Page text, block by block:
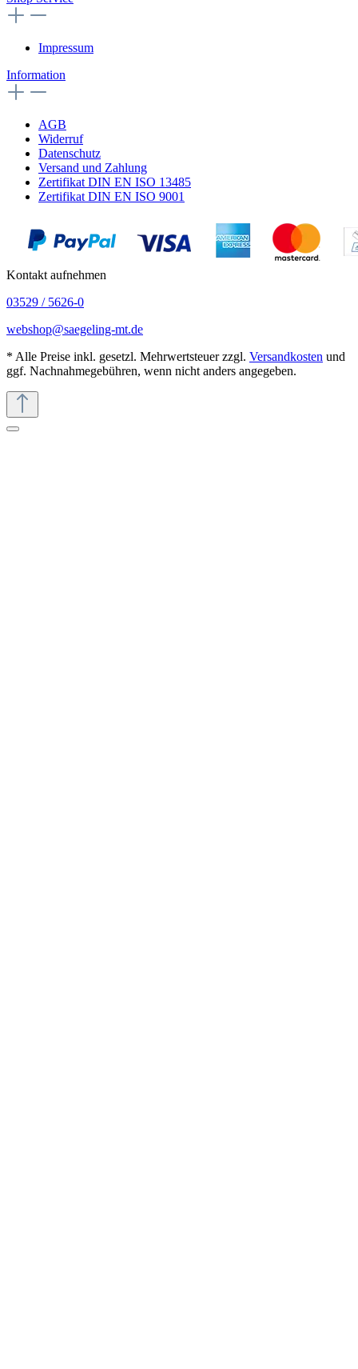
Impressum
Information
AGB
Widerruf
Datenschutz
Versand und Zahlung
Zertifikat DIN EN ISO 13485
Zertifikat DIN EN ISO 9001
Kontakt aufnehmen
03529 / 5626-0
webshop@saegeling-mt.de
* Alle Preise inkl. gesetzl. Mehrwertsteuer zzgl. Versandkosten und
ggf. Nachnahmegebühren, wenn nicht anders angegeben.